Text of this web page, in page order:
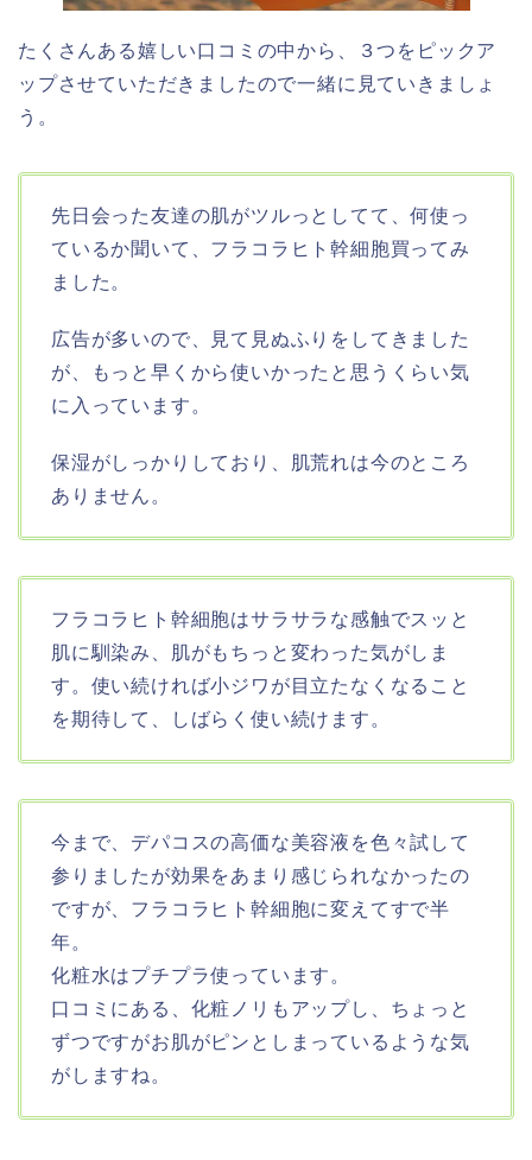
たくさんある嬉しい口コミの中から、３つをピックア
ップさせていただきましたので一緒に見ていきましょ
う。
先日会った友達の肌がツルっとしてて、何使っ
ているか聞いて、フラコラヒト幹細胞買ってみ
ました。
広告が多いので、見て見ぬふりをしてきました
が、もっと早くから使いかったと思うくらい気
に入っています。
保湿がしっかりしており、肌荒れは今のところ
ありません。
フラコラヒト幹細胞はサラサラな感触でスッと
肌に馴染み、肌がもちっと変わった気がしま
す。使い続ければ小ジワが目立たなくなること
を期待して、しばらく使い続けます。
今まで、デパコスの高価な美容液を色々試して
参りましたが効果をあまり感じられなかったの
ですが、フラコラヒト幹細胞に変えてすで半
年。
化粧水はプチプラ使っています。
口コミにある、化粧ノリもアップし、ちょっと
ずつですがお肌がピンとしまっているような気
がしますね。